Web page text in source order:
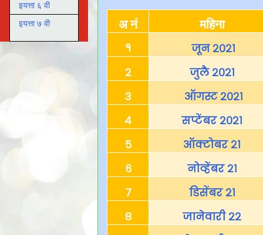
अ नं
महिना
१
जून २०२१
२
जुलै २०२१
३
ऑगस्ट २०२१
४
सप्टेंबर २०२१
५
ऑक्टोबर २१
६
नोव्हेंबर २१
७
डिसेंबर २१
८
जानेवारी २२
इयत्ता ६ वी
इयत्ता ७ वी